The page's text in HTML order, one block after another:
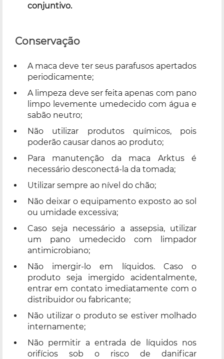
conjuntivo.
Conservação
A maca deve ter seus parafusos apertados
periodicamente;
A limpeza deve ser feita apenas com pano
limpo levemente umedecido com água e
sabão neutro;
Não utilizar produtos químicos, pois
poderão causar danos ao produto;
Para manutenção da maca Arktus é
necessário desconectá-la da tomada;
Utilizar sempre ao nível do chão;
Não deixar o equipamento exposto ao sol
ou umidade excessiva;
Caso seja necessário a assepsia, utilizar
um pano umedecido com limpador
antimicrobiano;
Não imergir-lo em líquidos. Caso o
produto seja imergido acidentalmente,
entrar em contato imediatamente com o
distribuidor ou fabricante;
Não utilizar o produto se estiver molhado
internamente;
Não permitir a entrada de líquidos nos
orifícios sob o risco de danificar